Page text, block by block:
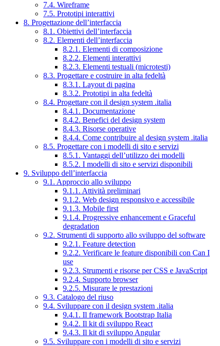
7.4. Wireframe
7.5. Prototipi interattivi
8. Progettazione dell’interfaccia
8.1. Obiettivi dell’interfaccia
8.2. Elementi dell’interfaccia
8.2.1. Elementi di composizione
8.2.2. Elementi interattivi
8.2.3. Elementi testuali (microtesti)
8.3. Progettare e costruire in alta fedeltà
8.3.1. Layout di pagina
8.3.2. Prototipi in alta fedeltà
8.4. Progettare con il design system .italia
8.4.1. Documentazione
8.4.2. Benefici del design system
8.4.3. Risorse operative
8.4.4. Come contribuire al design system .italia
8.5. Progettare con i modelli di sito e servizi
8.5.1. Vantaggi dell’utilizzo dei modelli
8.5.2. I modelli di sito e servizi disponibili
9. Sviluppo dell’interfaccia
9.1. Approccio allo sviluppo
9.1.1. Attività preliminari
9.1.2. Web design responsivo e accessibile
9.1.3. Mobile first
9.1.4. Progressive enhancement e Graceful
degradation
9.2. Strumenti di supporto allo sviluppo del software
9.2.1. Feature detection
9.2.2. Verificare le feature disponibili con Can I
use
9.2.3. Strumenti e risorse per CSS e JavaScript
9.2.4. Supporto browser
9.2.5. Misurare le prestazioni
9.3. Catalogo del riuso
9.4. Sviluppare con il design system .italia
9.4.1. Il framework Bootstrap Italia
9.4.2. Il kit di sviluppo React
9.4.3. Il kit di sviluppo Angular
9.5. Sviluppare con i modelli di sito e servizi